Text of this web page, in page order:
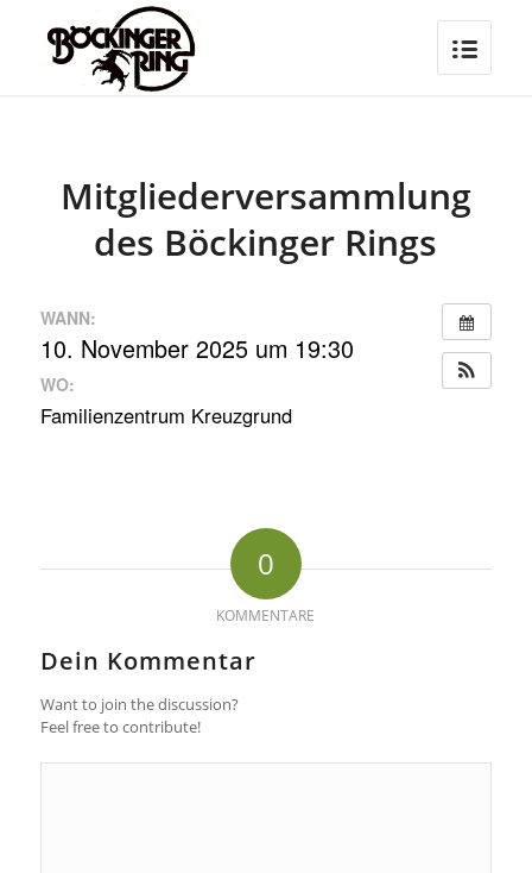
Mitgliederversammlung
des Böckinger Rings
WANN:
10. November 2025 um 19:30
WO:
Familienzentrum Kreuzgrund
0
KOMMENTARE
Dein Kommentar
Want to join the discussion?
Feel free to contribute!